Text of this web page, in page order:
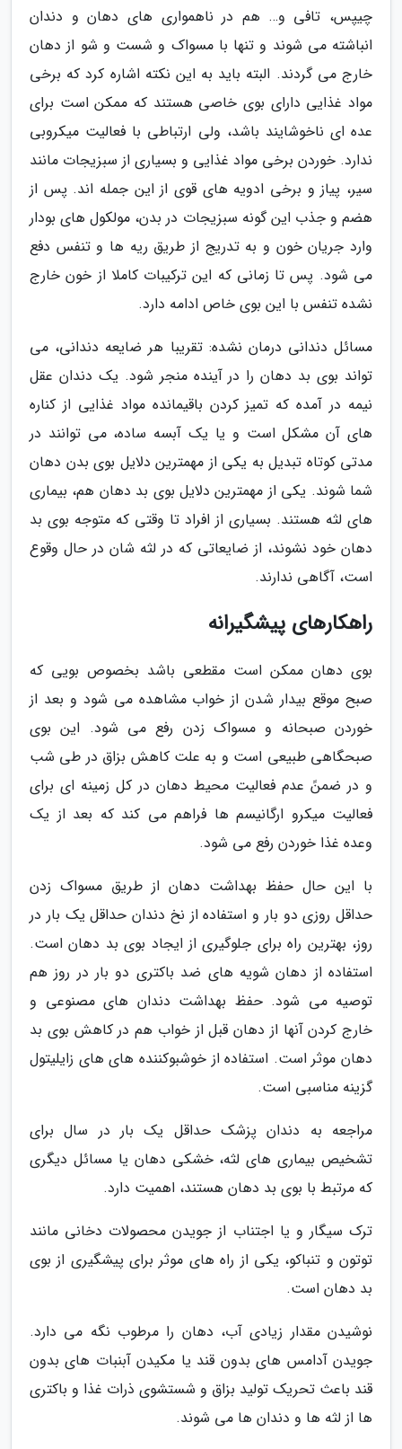
چیپس، تافی و… هم در ناهمواری های دهان و دندان
انباشته می شوند و تنها با مسواک و شست و شو از دهان
خارج می گردند. البته باید به این نکته اشاره کرد که برخی
مواد غذایی دارای بوی خاصی هستند که ممکن است برای
عده ای ناخوشایند باشد، ولی ارتباطی با فعالیت میکروبی
ندارد. خوردن برخی مواد غذایی و بسیاری از سبزیجات مانند
سیر، پیاز و برخی ادویه های قوی از این جمله اند. پس از
هضم و جذب این گونه سبزیجات در بدن، مولکول های بودار
وارد جریان خون و به تدریج از طریق ریه ها و تنفس دفع
می شود. پس تا زمانی که این ترکیبات کاملا از خون خارج
نشده تنفس با این بوی خاص ادامه دارد.
مسائل دندانی درمان نشده: تقریبا هر ضایعه دندانی، می
تواند بوی بد دهان را در آینده منجر شود. یک دندان عقل
نیمه در آمده که تمیز کردن باقیمانده مواد غذایی از کناره
های آن مشکل است و یا یک آبسه ساده، می توانند در
مدتی کوتاه تبدیل به یکی از مهمترین دلایل بوی بدن دهان
شما شوند. یکی از مهمترین دلایل بوی بد دهان هم، بیماری
های لثه هستند. بسیاری از افراد تا وقتی که متوجه بوی بد
دهان خود نشوند، از ضایعاتی که در لثه شان در حال وقوع
است، آگاهی ندارند.
راهکارهای پیشگیرانه
بوی دهان ممکن است مقطعی باشد بخصوص بویی که
صبح موقع بیدار شدن از خواب مشاهده می شود و بعد از
خوردن صبحانه و مسواک زدن رفع می شود. این بوی
صبحگاهی طبیعی است و به علت کاهش بزاق در طی شب
و در ضمنً عدم فعالیت محیط دهان در کل زمینه ای برای
فعالیت میکرو ارگانیسم ها فراهم می کند که بعد از یک
وعده غذا خوردن رفع می شود.
با این حال حفظ بهداشت دهان از طریق مسواک زدن
حداقل روزی دو بار و استفاده از نخ دندان حداقل یک بار در
روز، بهترین راه برای جلوگیری از ایجاد بوی بد دهان است.
استفاده از دهان شویه های ضد باکتری دو بار در روز هم
توصیه می شود. حفظ بهداشت دندان های مصنوعی و
خارج کردن آنها از دهان قبل از خواب هم در کاهش بوی بد
دهان موثر است. استفاده از خوشبوکننده های های زایلیتول
گزینه مناسبی است.
مراجعه به دندان پزشک حداقل یک بار در سال برای
تشخیص بیماری های لثه، خشکی دهان یا مسائل دیگری
که مرتبط با بوی بد دهان هستند، اهمیت دارد.
ترک سیگار و یا اجتناب از جویدن محصولات دخانی مانند
توتون و تنباکو، یکی از راه های موثر برای پیشگیری از بوی
بد دهان است.
نوشیدن مقدار زیادی آب، دهان را مرطوب نگه می دارد.
جویدن آدامس های بدون قند یا مکیدن آبنبات های بدون
قند باعث تحریک تولید بزاق و شستشوی ذرات غذا و باکتری
ها از لثه ها و دندان ها می شوند.